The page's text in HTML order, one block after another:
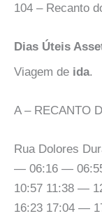
104 – Recanto
Dias Úteis
Viagem de ida.
A – RECANTO
Rua Dolores
— 06:16 —
10:57 11:38 —
16:23 17:04 —